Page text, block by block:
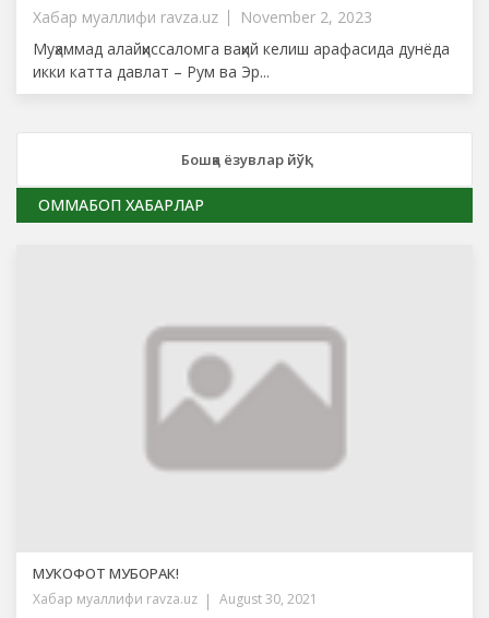
Хабар муаллифи ravza.uz
November 2, 2023
Муҳаммад алайҳиссаломга ваҳий келиш арафасида дунёда
икки катта давлат – Рум ва Эр...
Бошқа ёзувлар йўқ!
ОММАБОП ХАБАРЛАР
МУКОФОТ МУБОРАК!
Хабар муаллифи ravza.uz August 30, 2021